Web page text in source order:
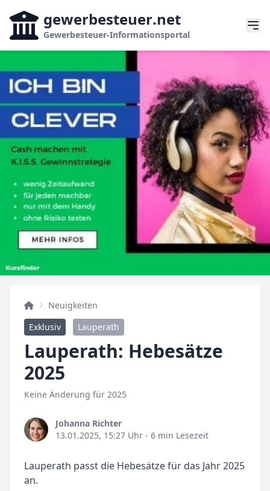
gewerbesteuer.net
Gewerbesteuer-Informationsportal
Neuigkeiten
Exklusiv
Lauperath
Lauperath: Hebesätze
2025
Keine Änderung für 2025
Johanna Richter
13.01.2025, 15:27 Uhr - 6 min Lesezeit
Lauperath passt die Hebesätze für das Jahr 2025
an.